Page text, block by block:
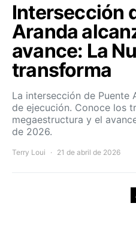
Intersección
Aranda
avance: La
transforma
La intersección de Puente
de ejecución. Conoce los
megaestructura y el
de 2026.
Terry Loui 21 de abril de 2026